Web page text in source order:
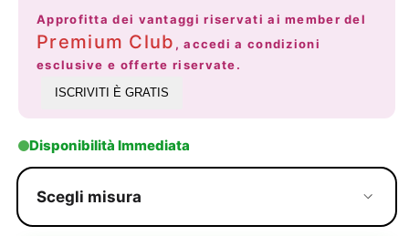
Approfitta dei vantaggi riservati ai member del
Premium Club , accedi a condizioni
esclusive e offerte riservate.
ISCRIVITI È GRATIS
Disponibilità Immediata
Scegli misura